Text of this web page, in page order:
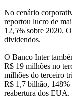
No cenário
reportou lucro de
12,5% sobre 2020.
dividendos.
O Banco Inter
R$ 19 milhões no
milhões do terceiro
R$ 1,7 bilhão, 148%
reabertura dos EUA.